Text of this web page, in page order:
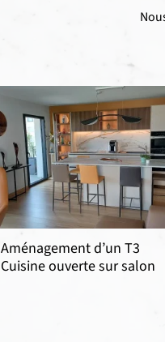
Aménagement d’un T3
Cuisine ouverte sur salon